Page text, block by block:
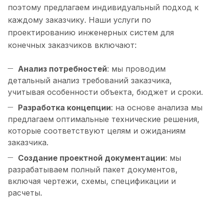
поэтому предлагаем индивидуальный подход к
каждому заказчику. Наши услуги по
проектированию инженерных систем для
конечных заказчиков включают:
Анализ потребностей: мы проводим
детальный анализ требований заказчика,
учитывая особенности объекта, бюджет и сроки.
Разработка концепции: на основе анализа мы
предлагаем оптимальные технические решения,
которые соответствуют целям и ожиданиям
заказчика.
Создание проектной документации: мы
разрабатываем полный пакет документов,
включая чертежи, схемы, спецификации и
расчеты.